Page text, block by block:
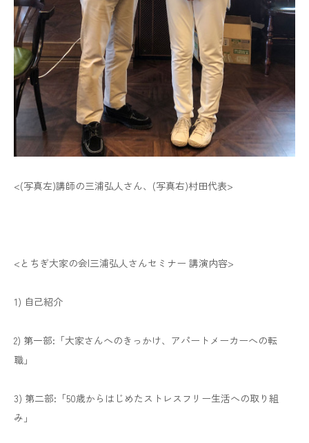
<(写真左)講師の三浦弘人さん、(写真右)村田代表>
<とちぎ大家の会|三浦弘人さんセミナー 講演内容>
1) 自己紹介
2) 第一部:「大家さんへのきっかけ、アパートメーカーへの転
職」
3) 第二部:「50歳からはじめたストレスフリー生活への取り組
み」